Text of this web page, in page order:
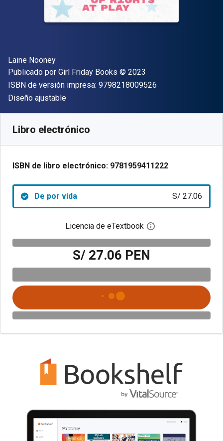
Autor(es)
Laine Nooney
Editor
Publicado por Girl Friday Books Copyright
© 2023
ISBN de versión impresa: 9798218009526
Formato
Diseño ajustable
Libro electrónico
ISBN de libro electrónico: 9781959411222
De por vida S/ 27.06
Licencia de eTextbook Abre el cuadro de
S/ 27.06 PEN